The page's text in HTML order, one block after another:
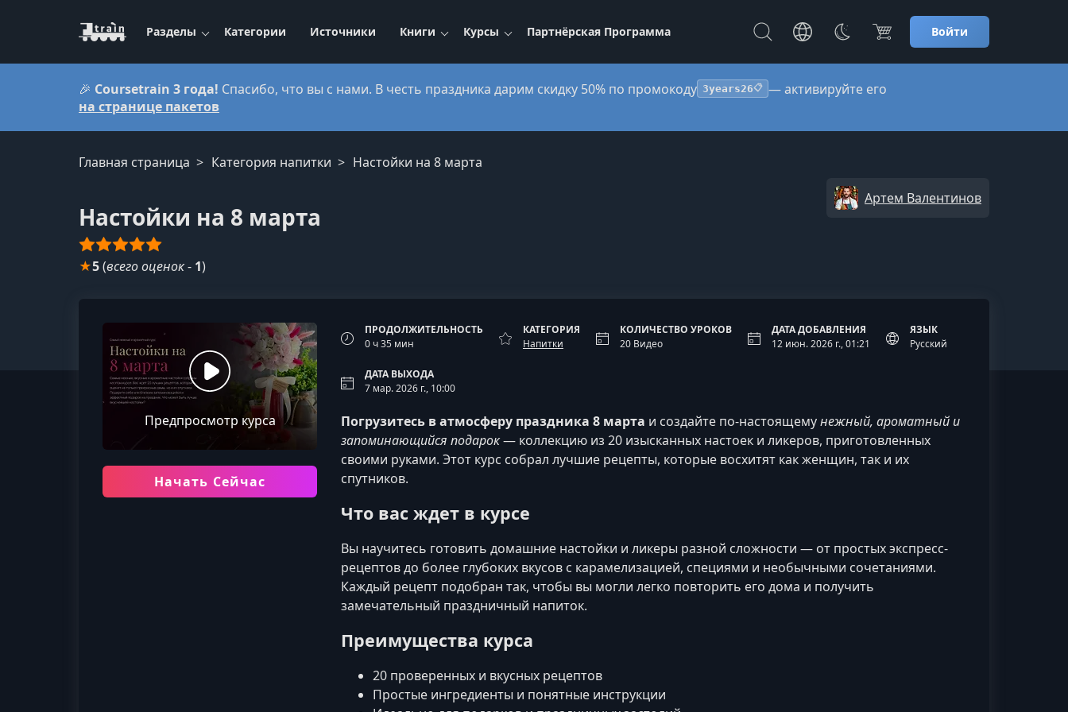
Разделы Категории Источники Книги Курсы Партнёрская Программа Войти
🎉 Coursetrain 3 года! Спасибо, что вы с нами. В честь праздника дарим скидку 50% по промокоду 3years26📋 — активируйте его
на странице пакетов
Главная страница Категория напитки Настойки на 8 марта
Настойки на 8 марта
Артем Валентинов
★5(всего оценок- 1)
Предпросмотр курса
Начать Сейчас
ПРОДОЛЖИТЕЛЬНОСТЬ
0 ч 35 мин
КАТЕГОРИЯ
Напитки
КОЛИЧЕСТВО УРОКОВ
20 Видео
ДАТА ДОБАВЛЕНИЯ
12 июн. 2026 г., 01:21
ЯЗЫК
Русский
ДАТА ВЫХОДА
7 мар. 2026 г., 10:00
Погрузитесь в атмосферу праздника 8 марта и создайте по-настоящемунежный, ароматный и
запоминающийся подарок— коллекцию из 20 изысканных настоек и ликеров, приготовленных
своими руками. Этот курс собрал лучшие рецепты, которые восхитят как женщин, так и их
спутников.
Что вас ждет в курсе
Вы научитесь готовить домашние настойки и ликеры разной сложности — от простых экспресс-
рецептов до более глубоких вкусов с карамелизацией, специями и необычными сочетаниями.
Каждый рецепт подобран так, чтобы вы могли легко повторить его дома и получить
замечательный праздничный напиток.
Преимущества курса
20 проверенных и вкусных рецептов
Простые ингредиенты и понятные инструкции